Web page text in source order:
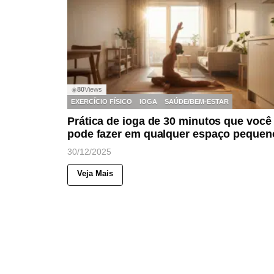
◉80Views
EXERCÍCIO FÍSICO
IOGA SAÚDE/BEM-ESTAR
Prática de ioga de 30 minutos que você
pode fazer em qualquer espaço
30/12/2025
Veja Mais